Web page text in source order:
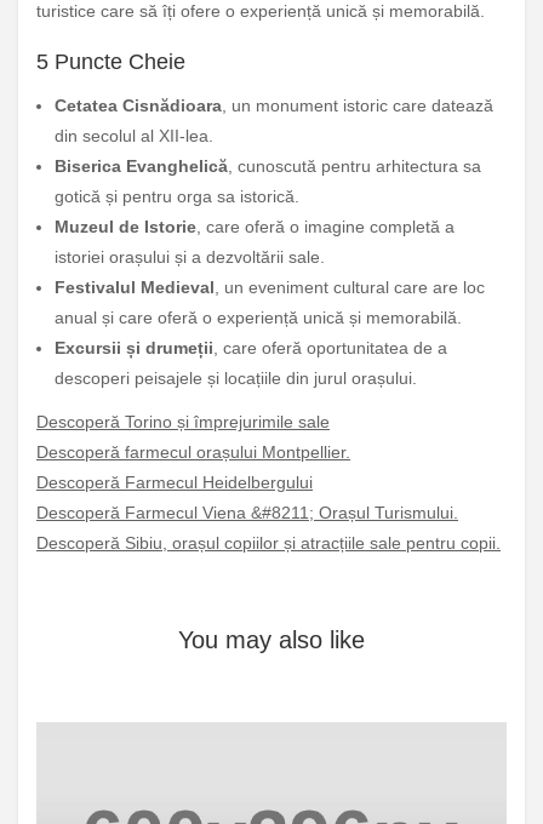
turistice care să îți ofere o experiență unică și memorabilă.
5 Puncte Cheie
Cetatea Cisnădioara , un monument istoric care datează
din secolul al XII-lea.
Biserica Evanghelică , cunoscută pentru arhitectura sa
gotică și pentru orga sa istorică.
Muzeul de Istorie , care oferă o imagine completă a
istoriei orașului și a dezvoltării sale.
Festivalul Medieval , un eveniment cultural care are loc
anual și care oferă o experiență unică și memorabilă.
Excursii și drumeții , care oferă oportunitatea de a
descoperi peisajele și locațiile din jurul orașului.
Descoperă Torino și împrejurimile sale
Descoperă farmecul orașului Montpellier.
Descoperă Farmecul Heidelbergului
Descoperă Farmecul Viena &#8211; Orașul Turismului.
Descoperă Sibiu, orașul copiilor și atracțiile sale pentru copii.
You may also like